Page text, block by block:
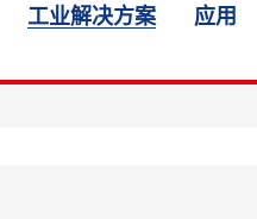
工业解决方案 应用